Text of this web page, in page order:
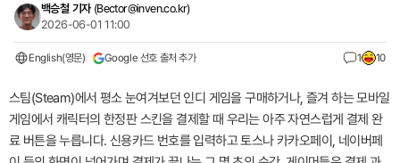
백승철 기자 (Bector@inven.co.kr)
2026-06-01 11:00
English(영문) Google 선호 출처 추가 1 10
스팀(Steam)에서 평소 눈여겨보던 인디 게임을 구매하거나, 즐겨 하는 모바일
게임에서 캐릭터의 한정판 스킨을 결제할 때 우리는 아주 자연스럽게 결제 완
료 버튼을 누릅니다. 신용카드 번호를 입력하고 토스나 카카오페이, 네이버페